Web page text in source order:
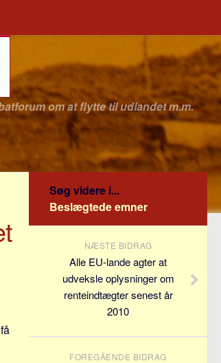
om at flytte til udlandet m.m.
Søg videre i...
Beslægtede emner
NÆSTE BIDRAG
Alle EU-lande agter at
udveksle oplysninger om
renteindtægter senest år
2010
FOREGÅENDE BIDRAG